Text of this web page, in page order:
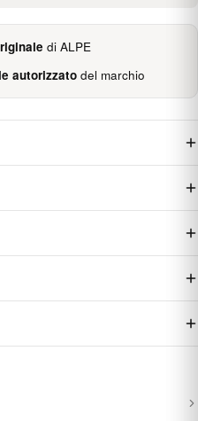
di ALPE
autorizzatodel marchio